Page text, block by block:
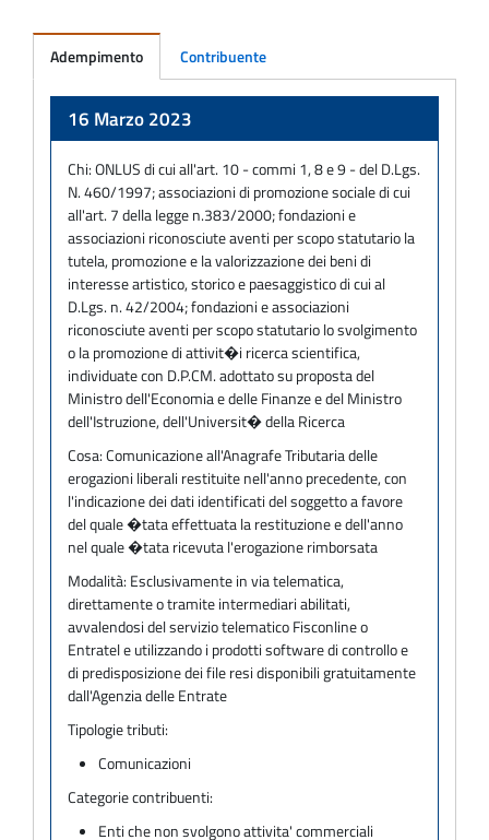
Adempimento Contribuente
16 Marzo 2023
Chi:ONLUS di cui all'art. 10 - commi 1, 8 e 9 - del D.Lgs.
N. 460/1997; associazioni di promozione sociale di cui
all'art. 7 della legge n.383/2000; fondazioni e
associazioni riconosciute aventi per scopo statutario la
tutela, promozione e la valorizzazione dei beni di
interesse artistico, storico e paesaggistico di cui al
D.Lgs. n. 42/2004; fondazioni e associazioni
riconosciute aventi per scopo statutario lo svolgimento
o la promozione di attivit�i ricerca scientifica,
individuate con D.P.CM. adottato su proposta del
Ministro dell'Economia e delle Finanze e del Ministro
dell'Istruzione, dell'Universit� della Ricerca
Cosa:Comunicazione all'Anagrafe Tributaria delle
erogazioni liberali restituite nell'anno precedente, con
l'indicazione dei dati identificati del soggetto a favore
del quale �tata effettuata la restituzione e dell'anno
nel quale �tata ricevuta l'erogazione rimborsata
Modalità: Esclusivamente in via telematica,
direttamente o tramite intermediari abilitati,
avvalendosi del servizio telematico Fisconline o
Entratel e utilizzando i prodotti software di controllo e
di predisposizione dei file resi disponibili gratuitamente
dall'Agenzia delle Entrate
Tipologie tributi:
Comunicazioni
Categorie contribuenti:
Enti che non svolgono attivita' commerciali